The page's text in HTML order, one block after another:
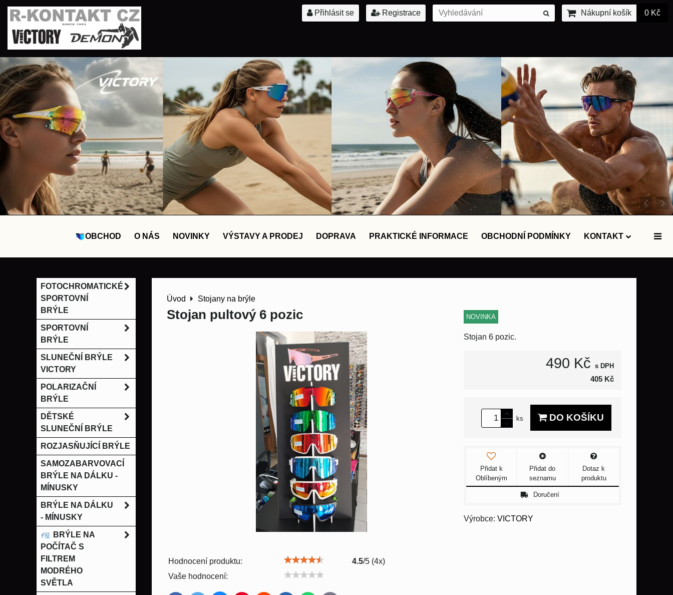
Přihlásit se Registrace Nákupní košík 0 Kč
OBCHOD O NÁS NOVINKY VÝSTAVY A PRODEJ DOPRAVA PRAKTICKÉ INFORMACE OBCHODNÍ PODMÍNKY KONTAKT
Úvod Stojany na brýle
Stojan pultový 6 pozic
Hodnocení produktu: 4.5/5 (4x)
Vaše hodnocení:
NOVINKA
Stojan 6 pozic.
490 Kč s DPH
405 Kč
ks DO KOŠÍKU
Přidat k
Oblíbeným
Přidat do
seznamu
Dotaz k
produktu
Doručení
Výrobce: VICTORY
FOTOCHROMATICKÉ
SPORTOVNÍ
BRÝLE
SPORTOVNÍ
BRÝLE
SLUNEČNÍ BRÝLE
VICTORY
POLARIZAČNÍ
BRÝLE
DĚTSKÉ
SLUNEČNÍ BRÝLE
ROZJASŇUJÍCÍ BRÝLE
SAMOZABARVOVACÍ
BRÝLE NA DÁLKU -
MÍNUSKY
BRÝLE NA DÁLKU
- MÍNUSKY
BRÝLE NA
POČÍTAČ S
FILTREM
MODRÉHO
SVĚTLA